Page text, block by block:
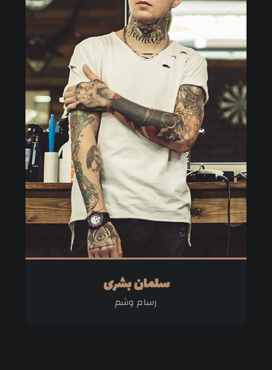
سلمان بشری
رسام وشم